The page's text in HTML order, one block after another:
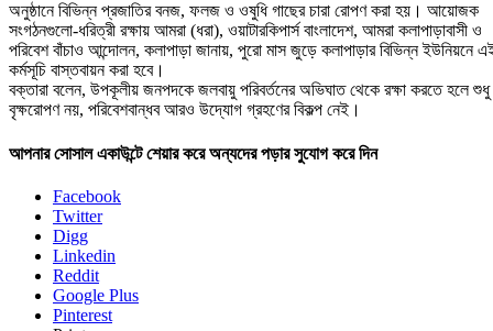
অনুষ্ঠানে বিভিন্ন প্রজাতির বনজ, ফলজ ও ওষুধি গাছের চারা রোপণ করা হয়। আয়োজক
সংগঠনগুলো-ধরিত্রী রক্ষায় আমরা (ধরা), ওয়াটারকিপার্স বাংলাদেশ, আমরা কলাপাড়াবাসী ও
পরিবেশ বাঁচাও আন্দোলন, কলাপাড়া জানায়, পুরো মাস জুড়ে কলাপাড়ার বিভিন্ন ইউনিয়নে
কর্মসূচি বাস্তবায়ন করা হবে।
বক্তারা বলেন, উপকূলীয় জনপদকে জলবায়ু পরিবর্তনের অভিঘাত থেকে রক্ষা করতে হলে শুধু
বৃক্ষরোপণ নয়, পরিবেশবান্ধব আরও উদ্যোগ গ্রহণের বিকল্প নেই।
আপনার সোসাল একাউন্টে শেয়ার করে অন্যদের পড়ার সুযোগ করে দিন
Facebook
Twitter
Digg
Linkedin
Reddit
Google Plus
Pinterest